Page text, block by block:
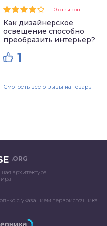
0 отзывов
Как дизайнерское
освещение способно
преобразить интерьер?
1
Смотреть все отзывы на товары
.ORG
архитектура
с указанием первоисточника